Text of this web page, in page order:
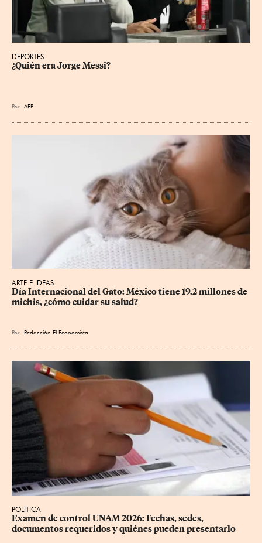
DEPORTES
¿Quién era Jorge Messi?
Por AFP
ARTE E IDEAS
Día Internacional del Gato: México tiene 19.2 millones de
michis, ¿cómo cuidar su salud?
Por Redacción El Economista
POLÍTICA
Examen de control UNAM 2026: Fechas, sedes,
documentos requeridos y quiénes pueden presentarlo